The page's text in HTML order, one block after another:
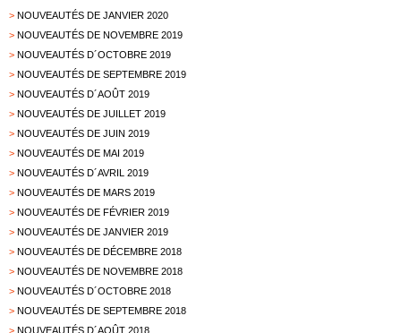
> NOUVEAUTÉS DE JANVIER 2020
> NOUVEAUTÉS DE NOVEMBRE 2019
> NOUVEAUTÉS D´OCTOBRE 2019
> NOUVEAUTÉS DE SEPTEMBRE 2019
> NOUVEAUTÉS D´AOÛT 2019
> NOUVEAUTÉS DE JUILLET 2019
> NOUVEAUTÉS DE JUIN 2019
> NOUVEAUTÉS DE MAI 2019
> NOUVEAUTÉS D´AVRIL 2019
> NOUVEAUTÉS DE MARS 2019
> NOUVEAUTÉS DE FÉVRIER 2019
> NOUVEAUTÉS DE JANVIER 2019
> NOUVEAUTÉS DE DÉCEMBRE 2018
> NOUVEAUTÉS DE NOVEMBRE 2018
> NOUVEAUTÉS D´OCTOBRE 2018
> NOUVEAUTÉS DE SEPTEMBRE 2018
> NOUVEAUTÉS D´AOÛT 2018